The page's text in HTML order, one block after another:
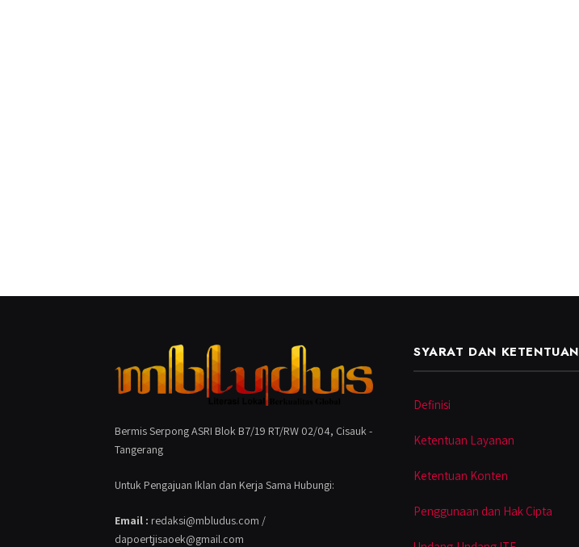
Bermis Serpong ASRI Blok B7/19 RT/RW 02/04, Cisauk -
Tangerang
Untuk Pengajuan Iklan dan Kerja Sama Hubungi:
Email : redaksi@mbludus.com /
dapoertjisaoek@gmail.com
SYARAT DAN KETENTUAN
Definisi
Ketentuan Layanan
Ketentuan Konten
Penggunaan dan Hak Cipta